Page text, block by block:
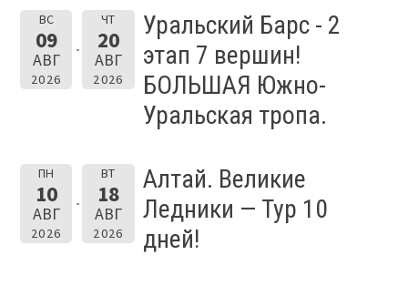
ВС
09
АВГ
2026
ЧТ
20
АВГ
2026
Уральский Барс - 2
этап 7 вершин!
БОЛЬШАЯ Южно-
Уральская тропа.
ПН
10
АВГ
2026
ВТ
18
АВГ
2026
Алтай. Великие
Ледники — Тур 10
дней!